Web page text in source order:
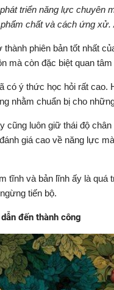
triển năng lực chuyên
phẩm chất và cách ứng xử.
phiên bản tốt nhất
mà còn đặc biệt quan
có ý thức học hỏi rất cao.
nhằm chuẩn bị cho
cũng luôn giữ thái độ
giá cao về năng lực
tĩnh và bản lĩnh ấy là
tiến bộ.
đến thành công